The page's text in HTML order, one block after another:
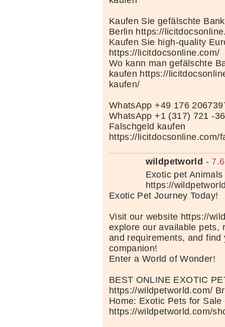
Kaufen Sie gefälschte
Berlin https://
Kaufen Sie high-quality
https://licitdocsonline.com/
Wo kann man gefälschte
kaufen https://
kaufen/
WhatsApp +49 176
WhatsApp +1 (317) 721 -
Falschgeld kaufen
https://licitdocsonline.com/
wildpetworld -
Exotic pet
https://
Exotic Pet Journey Today!
Visit our website https://
explore our available pets,
and requirements, and find
companion!
Enter a World of Wonder!
BEST ONLINE EXOTIC
https://wildpetworld.com/
Home: Exotic Pets for Sale
https://wildpetworld.com/